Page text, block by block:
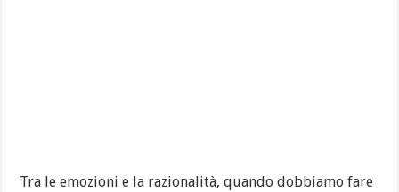
Tra le emozioni e la razionalità, quando dobbiamo fare